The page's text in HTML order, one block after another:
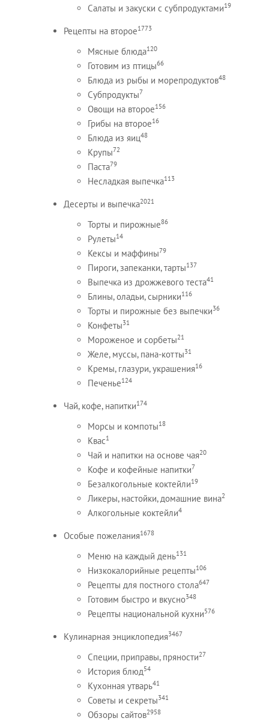
Салаты и закуски с субпродуктами19
Рецепты на второе1773
Мясные блюда120
Готовим из птицы66
Блюда из рыбы и морепродуктов48
Субпродукты7
Овощи на второе156
Грибы на второе16
Блюда из яиц48
Крупы72
Паста79
Несладкая выпечка113
Десерты и выпечка2021
Торты и пирожные86
Рулеты14
Кексы и маффины79
Пироги, запеканки, тарты137
Выпечка из дрожжевого теста41
Блины, оладьи, сырники116
Торты и пирожные без выпечки36
Конфеты31
Мороженое и сорбеты21
Желе, муссы, пана-котты31
Кремы, глазури, украшения16
Печенье124
Чай, кофе, напитки174
Морсы и компоты18
Квас1
Чай и напитки на основе чая20
Кофе и кофейные напитки7
Безалкогольные коктейли19
Ликеры, настойки, домашние вина2
Алкогольные коктейли4
Особые пожелания1678
Меню на каждый день131
Низкокалорийные рецепты106
Рецепты для постного стола647
Готовим быстро и вкусно348
Рецепты национальной кухни576
Кулинарная энциклопедия3467
Специи, приправы, пряности27
История блюд54
Кухонная утварь41
Советы и секреты341
Обзоры сайтов2958